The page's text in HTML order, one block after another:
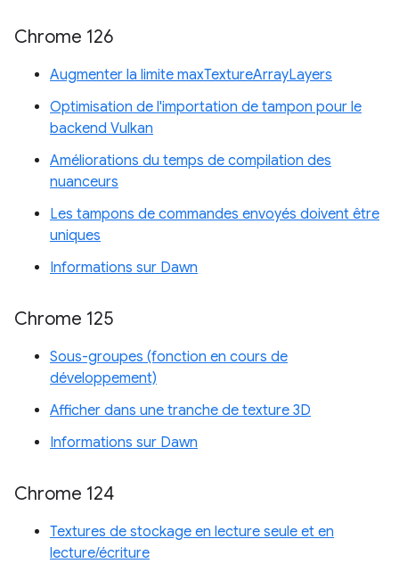
Chrome 126
Augmenter la limite maxTextureArrayLayers
Optimisation de l'importation de tampon pour le
backend Vulkan
Améliorations du temps de compilation des
nuanceurs
Les tampons de commandes envoyés doivent être
uniques
Informations sur Dawn
Chrome 125
Sous-groupes (fonction en cours de
développement)
Afficher dans une tranche de texture 3D
Informations sur Dawn
Chrome 124
Textures de stockage en lecture seule et en
lecture/écriture